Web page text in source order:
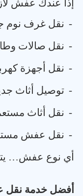
إذا عندك عفش
- نقل غرف نوم
- نقل صالات
- نقل أجهزة
- توصيل أثاث
- نقل أثاث
- نقل عفش
أي نوع عفش…
أفضل خدمة نقل